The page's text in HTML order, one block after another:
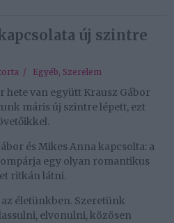
új szintre
/ Egyéb, Szerelem
hete van együtt Krausz Gábor
máris új szintre lépett, ezt
és Mikes Anna kapcsolta: a
egy olyan romantikus
ritkán látni.
életünkben. Szeretünk
elvonulni, közösen